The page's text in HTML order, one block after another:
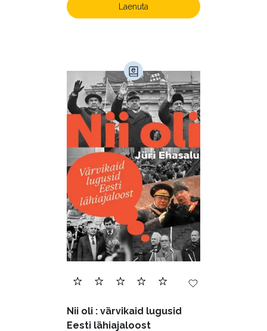
Laenuta
Nii oli : värvikaid lugusid
Eesti lähiajaloost